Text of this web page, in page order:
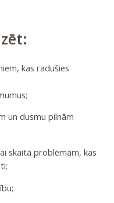
kas radušies
un dusmu pilnām
skaitā problēmām, kas